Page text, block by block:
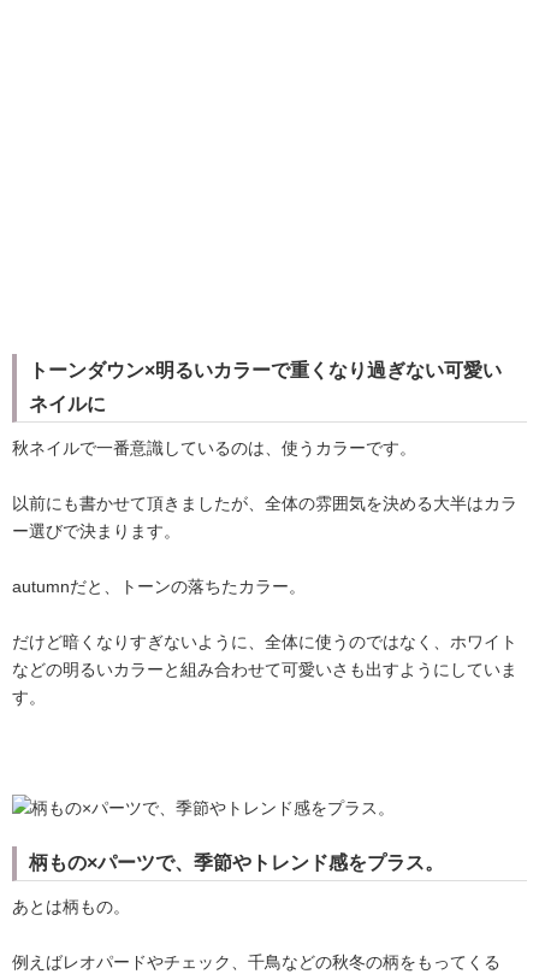
トーンダウン×明るいカラーで重くなり過ぎない可愛い
ネイルに
秋ネイルで一番意識しているのは、使うカラーです。
以前にも書かせて頂きましたが、全体の雰囲気を決める大半はカラ
ー選びで決まります。
autumnだと、トーンの落ちたカラー。
だけど暗くなりすぎないように、全体に使うのではなく、ホワイト
などの明るいカラーと組み合わせて可愛いさも出すようにしていま
す。
柄もの×パーツで、季節やトレンド感をプラス。
あとは柄もの。
例えばレオパードやチェック、千鳥などの秋冬の柄をもってくる